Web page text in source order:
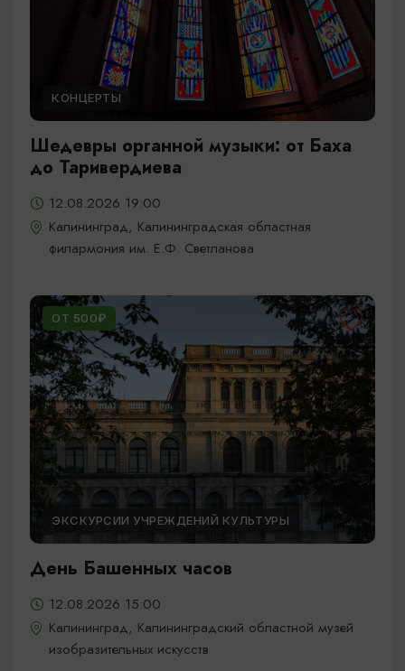
КОНЦЕРТЫ
Шедевры органной музыки: от Баха
до Таривердиева
12.08.2026 19:00
Калининград, Калининградская областная
филармония им. Е.Ф. Светланова
ОТ 500₽
ЭКСКУРСИИ УЧРЕЖДЕНИЙ КУЛЬТУРЫ
День Башенных часов
12.08.2026 15:00
Калининград, Калининградский областной музей
изобразительных искусств